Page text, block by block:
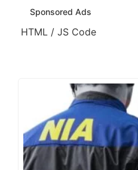
Sponsored Ads
HTML / JS Code